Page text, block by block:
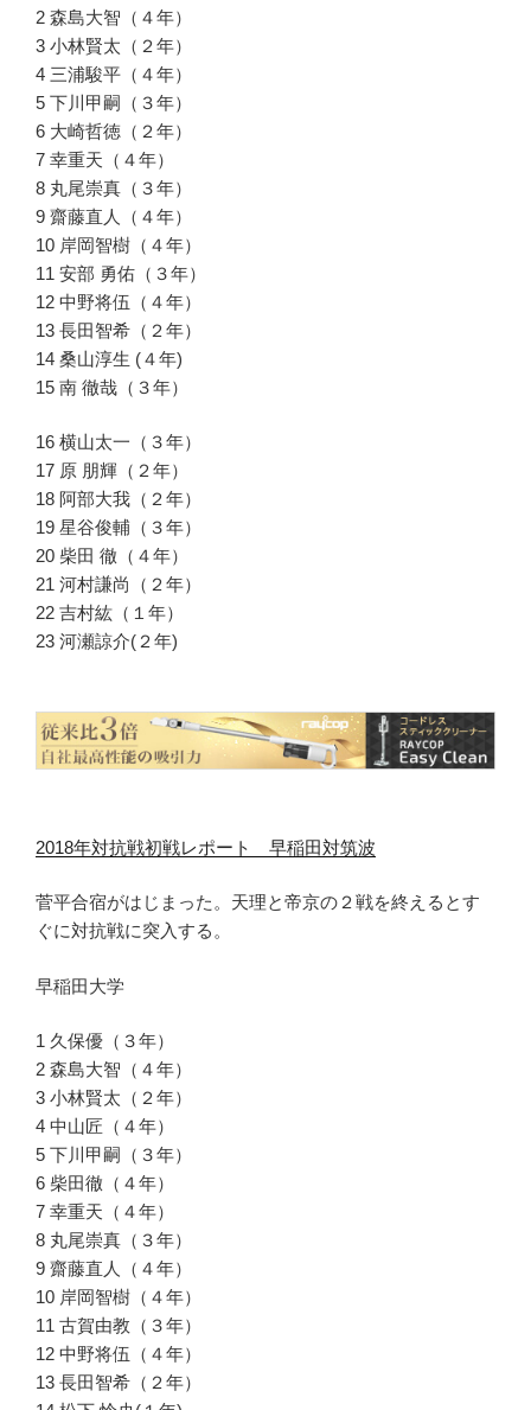
2 森島大智（４年）
3 小林賢太（２年）
4 三浦駿平（４年）
5 下川甲嗣（３年）
6 大崎哲徳（２年）
7 幸重天（４年）
8 丸尾崇真（３年）
9 齋藤直人（４年）
10 岸岡智樹（４年）
11 安部 勇佑（３年）
12 中野将伍（４年）
13 長田智希（２年）
14 桑山淳生 (４年)
15 南 徹哉（３年）
16 横山太一（３年）
17 原 朋輝（２年）
18 阿部大我（２年）
19 星谷俊輔（３年）
20 柴田 徹（４年）
21 河村謙尚（２年）
22 吉村紘（１年）
23 河瀬諒介(２年)
2018年対抗戦初戦レポート 早稲田対筑波
菅平合宿がはじまった。天理と帝京の２戦を終えるとす
ぐに対抗戦に突入する。
早稲田大学
1 久保優（３年）
2 森島大智（４年）
3 小林賢太（２年）
4 中山匠（４年）
5 下川甲嗣（３年）
6 柴田徹（４年）
7 幸重天（４年）
8 丸尾崇真（３年）
9 齋藤直人（４年）
10 岸岡智樹（４年）
11 古賀由教（３年）
12 中野将伍（４年）
13 長田智希（２年）